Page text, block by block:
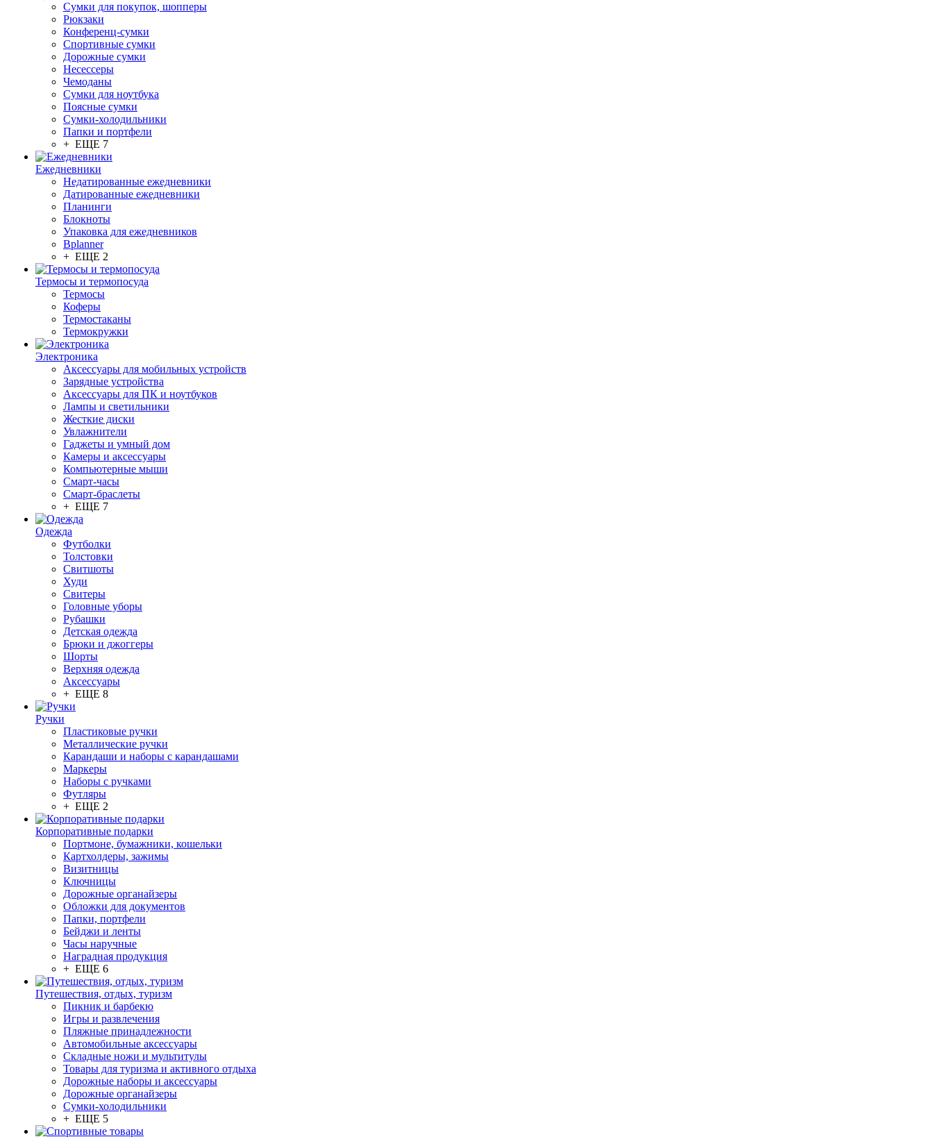
Сумки для покупок, шопперы
Рюкзаки
Конференц-сумки
Спортивные сумки
Дорожные сумки
Несессеры
Чемоданы
Сумки для ноутбука
Поясные сумки
Сумки-холодильники
Папки и портфели
+ ЕЩЕ 7
Ежедневники
Недатированные ежедневники
Датированные ежедневники
Планинги
Блокноты
Упаковка для ежедневников
Bplanner
+ ЕЩЕ 2
Термосы и термопосуда
Термосы
Коферы
Термостаканы
Термокружки
Электроника
Аксессуары для мобильных устройств
Зарядные устройства
Аксессуары для ПК и ноутбуков
Лампы и светильники
Жесткие диски
Увлажнители
Гаджеты и умный дом
Камеры и аксессуары
Компьютерные мыши
Смарт-часы
Смарт-браслеты
+ ЕЩЕ 7
Одежда
Футболки
Толстовки
Свитшоты
Худи
Свитеры
Головные уборы
Рубашки
Детская одежда
Брюки и джоггеры
Шорты
Верхняя одежда
Аксессуары
+ ЕЩЕ 8
Ручки
Пластиковые ручки
Металлические ручки
Карандаши и наборы с карандашами
Маркеры
Наборы с ручками
Футляры
+ ЕЩЕ 2
Корпоративные подарки
Портмоне, бумажники, кошельки
Картхолдеры, зажимы
Визитницы
Ключницы
Дорожные органайзеры
Обложки для документов
Папки, портфели
Бейджи и ленты
Часы наручные
Наградная продукция
+ ЕЩЕ 6
Путешествия, отдых, туризм
Пикник и барбекю
Игры и развлечения
Пляжные принадлежности
Автомобильные аксессуары
Складные ножи и мультитулы
Товары для туризма и активного отдыха
Дорожные наборы и аксессуары
Дорожные органайзеры
Сумки-холодильники
+ ЕЩЕ 5